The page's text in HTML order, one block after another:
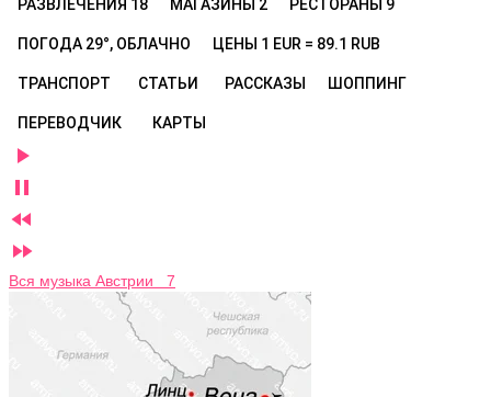
РАЗВЛЕЧЕНИЯ 18 МАГАЗИНЫ 2 РЕСТОРАНЫ 9
ПОГОДА 29°, ОБЛАЧНО ЦЕНЫ 1 EUR = 89.1 RUB
ТРАНСПОРТ СТАТЬИ РАССКАЗЫ ШОППИНГ
ПЕРЕВОДЧИК КАРТЫ




Вся музыка Австрии 7